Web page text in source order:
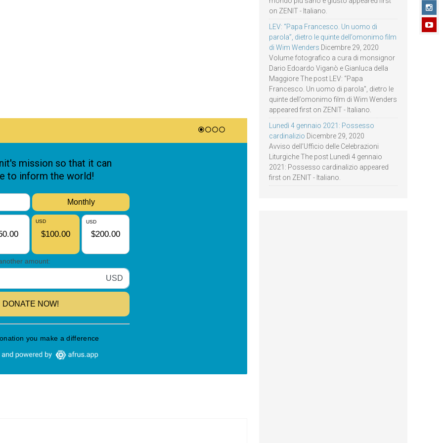
on ZENIT - Italiano.
LEV: “Papa Francesco. Un uomo di
parola”, dietro le quinte dell’omonimo film
di Wim Wenders Dicembre 29, 2020
Volume fotografico a cura di monsignor
Dario Edoardo Viganò e Gianluca della
Maggiore The post LEV: “Papa
Francesco. Un uomo di parola”, dietro le
quinte dell’omonimo film di Wim Wenders
appeared first on ZENIT - Italiano.
Lunedì 4 gennaio 2021: Possesso
cardinalizio Dicembre 29, 2020
Avviso dell’Ufficio delle Celebrazioni
Liturgiche The post Lunedì 4 gennaio
2021: Possesso cardinalizio appeared
first on ZENIT - Italiano.